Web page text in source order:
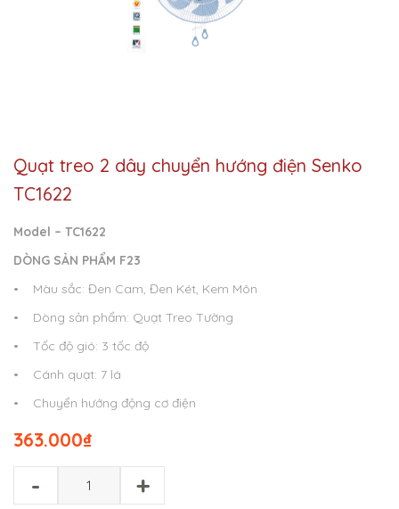
Quạt treo 2 dây chuyển hướng điện Senko
TC1622
Model – TC1622
DÒNG SẢN PHẨM F23
• Màu sắc: Đen Cam, Đen Két, Kem Môn
• Dòng sản phẩm: Quạt Treo Tường
• Tốc độ gió: 3 tốc độ
• Cánh quạt: 7 lá
• Chuyển hướng động cơ điện
₫
363.000
- +